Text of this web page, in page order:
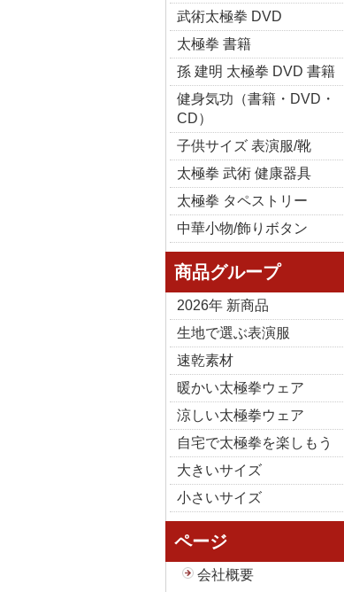
武術太極拳 DVD
太極拳 書籍
孫 建明 太極拳 DVD 書籍
健身気功（書籍・DVD・
CD）
子供サイズ 表演服/靴
太極拳 武術 健康器具
太極拳 タペストリー
中華小物/飾りボタン
商品グループ
2026年 新商品
生地で選ぶ表演服
速乾素材
暖かい太極拳ウェア
涼しい太極拳ウェア
自宅で太極拳を楽しもう
大きいサイズ
小さいサイズ
ページ
会社概要